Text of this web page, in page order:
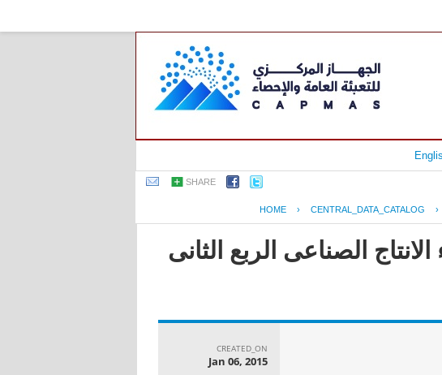
SHARE
HOME › CENTRAL_DATA_CATALOG ›
الصناعى الربع الثانى
CREATED_ON
Jan 06, 2015